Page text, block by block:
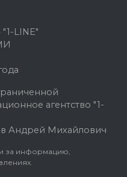
LINE"
агентство "1-
Андрей Михайлович
за информацию,